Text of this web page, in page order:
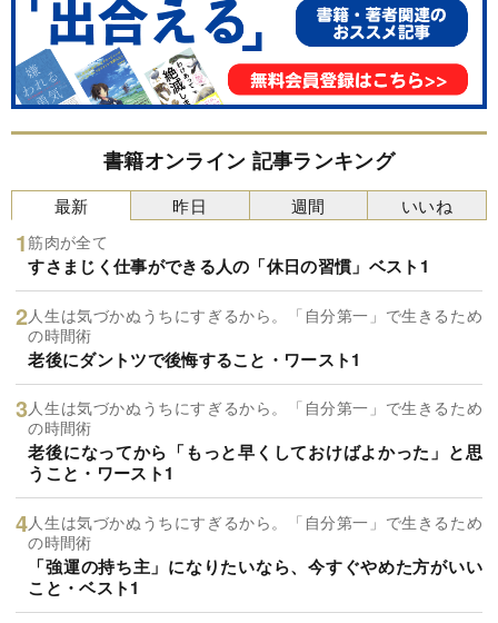
書籍オンライン 記事ランキング
最新
筋肉が全て
すさまじく仕事ができる人の「休日の習慣」ベスト1
人生は気づかぬうちにすぎるから。「自分第一」で生きるため
の時間術
老後にダントツで後悔すること・ワースト1
人生は気づかぬうちにすぎるから。「自分第一」で生きるため
の時間術
老後になってから「もっと早くしておけばよかった」と思
うこと・ワースト1
人生は気づかぬうちにすぎるから。「自分第一」で生きるため
の時間術
「強運の持ち主」になりたいなら、今すぐやめた方がいい
こと・ベスト1
昨日 週間 いいね